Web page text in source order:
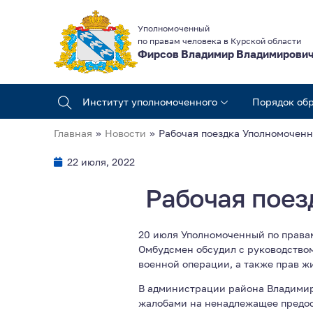
Уполномоченный
по правам человека в Курской области
Фирсов Владимир
Институт уполномоченного Порядок
Главная » Новости » Рабочая поездка
22 июля, 2022
Рабочая
20 июля Уполномоченный по
Омбудсмен обсудил с
военной операции, а также прав
В администрации района
жалобами на ненадлежащее